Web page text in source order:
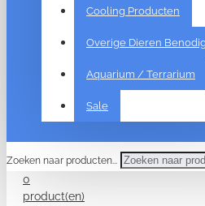
Cooling Producten
Overige Dieren
Aquarium / Terrarium
Sale
Zoeken naar producten...
0
product(en)